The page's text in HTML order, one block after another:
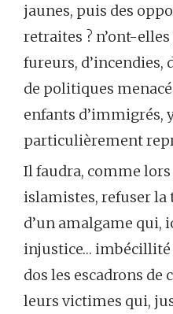
jaunes, puis des
retraites ? n’ont-
fureurs, d’incendies,
de politiques
enfants d’immigrés,
particulièrement
Il faudra, comme
islamistes, refuser
d’un amalgame qui,
injustice… imbécillité
dos les escadrons
leurs victimes qui,